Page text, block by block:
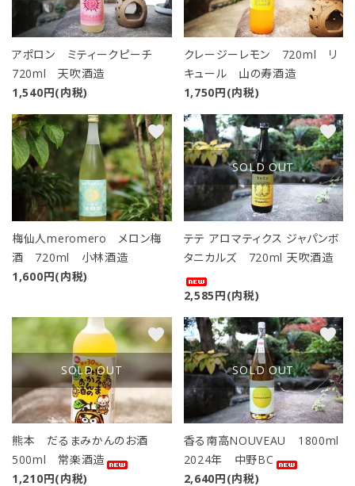
アポロン ミティークピーチ
720ml 天吹酒造
1,540円(内税)
クレージーレモン 720ml リ
キュール 山の寿酒造
1,750円(内税)
梅仙人meromero メロン梅
酒 720ml 小林酒造
1,600円(内税)
favorite
SOLD OUT
テテ アロマティクス ジャパンボ
タニカルズ 720ml 天吹酒造
2,585円(内税)
favorite
SOLD OUT
熊本 だるまみかんのお酒
500ml 常楽酒造
1,210円(内税)
favorite
SOLD OUT
香る南高NOUVEAU 1800ml
2024年 中野BC
2,640円(内税)
favorite
キーワード
カテゴリー
検索する